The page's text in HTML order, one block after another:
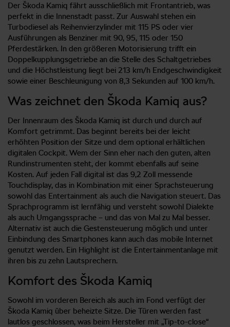
Der Škoda Kamiq fährt ausschließlich mit Frontantrieb, was
perfekt in die Innenstadt passt. Zur Auswahl stehen ein
Turbodiesel als Reihenvierzylinder mit 115 PS oder vier
Ausführungen als Benziner mit 90, 95, 115 oder 150
Pferdestärken. In den größeren Motorisierung trifft ein
Doppelkupplungsgetriebe an die Stelle des Schaltgetriebes
und die Höchstleistung liegt bei 213 km/h Endgeschwindigkeit
sowie einer Beschleunigung von 8,3 Sekunden auf 100 km/h.
Was zeichnet den Škoda Kamiq aus?
Der Innenraum des Škoda Kamiq ist durch und durch auf
Komfort getrimmt. Das beginnt bereits bei der leicht
erhöhten Position der Sitze und dem optional erhältlichen
digitalen Cockpit. Wem der Sinn eher nach den guten, alten
Rundinstrumenten steht, der kommt ebenfalls auf seine
Kosten. Auf jeden Fall digital ist das 9,2 Zoll messende
Touchdisplay, das in Kombination mit einer Sprachsteuerung
sowohl das Entertainment als auch die Navigation steuert. Das
Sprachprogramm ist lernfähig und versteht sowohl Dialekte
als auch Umgangssprache – und das von Mal zu Mal besser.
Alternativ ist auch die Gestensteuerung möglich und unter
Einbindung des Smartphones kann auch das mobile Internet
genutzt werden. Ein Highlight ist die Entertainmentanlage mit
ihren bis zu zehn Lautsprechern.
Komfort des Škoda Kamiq
Sowohl im vorderen Bereich als auch im Fond verfügt der
Škoda Kamiq über beheizte Sitze. Die Türen werden fast
lautlos geschlossen, was beim Hersteller mit „Tip-to-close“